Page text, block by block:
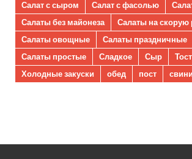
Салат с сыром
Салат с фасолью
Салаты без майонеза
Салаты на скорую
Салаты овощные
Салаты праздничные
Салаты простые
Сладкое Сыр
Холодные закуски
обед пост